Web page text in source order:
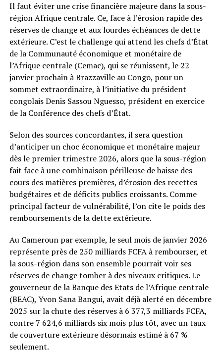
Il faut éviter une crise financière majeure dans la sous-
région Afrique centrale. Ce, face à l’érosion rapide des
réserves de change et aux lourdes échéances de dette
extérieure. C’est le challenge qui attend les chefs d’État
de la Communauté économique et monétaire de
l’Afrique centrale (Cemac), qui se réunissent, le 22
janvier prochain à Brazzaville au Congo, pour un
sommet extraordinaire, à l’initiative du président
congolais Denis Sassou Nguesso, président en exercice
de la Conférence des chefs d’État.
Selon des sources concordantes, il sera question
d’anticiper un choc économique et monétaire majeur
dès le premier trimestre 2026, alors que la sous-région
fait face à une combinaison périlleuse de baisse des
cours des matières premières, d’érosion des recettes
budgétaires et de déficits publics croissants. Comme
principal facteur de vulnérabilité, l’on cite le poids des
remboursements de la dette extérieure.
Au Cameroun par exemple, le seul mois de janvier 2026
représente près de 250 milliards FCFA à rembourser, et
la sous-région dans son ensemble pourrait voir ses
réserves de change tomber à des niveaux critiques. Le
gouverneur de la Banque des Etats de l’Afrique centrale
(BEAC), Yvon Sana Bangui, avait déjà alerté en décembre
2025 sur la chute des réserves à 6 377,3 milliards FCFA,
contre 7 624,6 milliards six mois plus tôt, avec un taux
de couverture extérieure désormais estimé à 67 %
seulement.